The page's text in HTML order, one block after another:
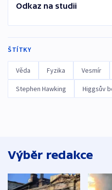
Odkaz na studii
ŠTÍTKY
Věda Fyzika Vesmír
Stephen Hawking Higgsův
Výběr redakce